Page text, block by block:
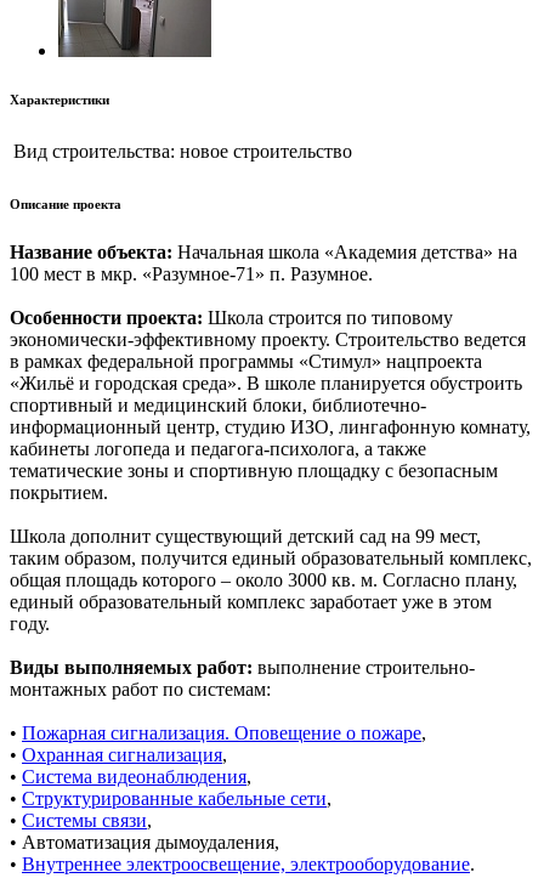
Характеристики
Вид строительства: новое строительство
Описание проекта
Название объекта: Начальная школа «Академия детства» на
100 мест в мкр. «Разумное-71» п. Разумное.
Особенности проекта: Школа строится по типовому
экономически-эффективному проекту. Строительство ведется
в рамках федеральной программы «Стимул» нацпроекта
«Жильё и городская среда». В школе планируется обустроить
спортивный и медицинский блоки, библиотечно-
информационный центр, студию ИЗО, лингафонную комнату,
кабинеты логопеда и педагога-психолога, а также
тематические зоны и спортивную площадку с безопасным
покрытием.
Школа дополнит существующий детский сад на 99 мест,
таким образом, получится единый образовательный комплекс,
общая площадь которого – около 3000 кв. м. Согласно плану,
единый образовательный комплекс заработает уже в этом
году.
Виды выполняемых работ: выполнение строительно-
монтажных работ по системам:
• Пожарная сигнализация. Оповещение о пожаре,
• Охранная сигнализация,
• Система видеонаблюдения,
• Структурированные кабельные сети,
• Системы связи,
• Автоматизация дымоудаления,
• Внутреннее электроосвещение, электрооборудование.